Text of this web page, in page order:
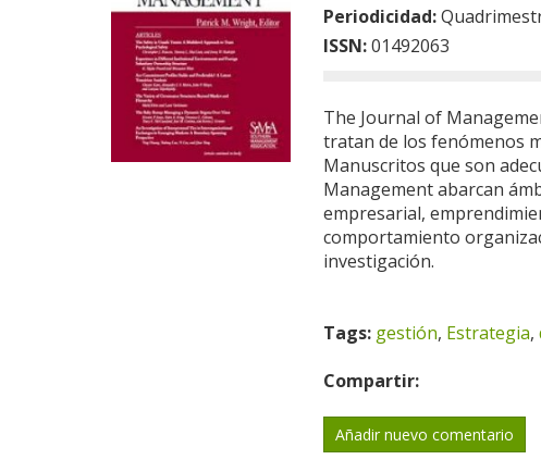
Periodicidad:
ISSN:01492063
The Journal of
tratan de los fenómenos
Manuscritos que son
Management abarcan
empresarial,
comportamiento
investigación.
Tags: gestión, Estrategia,
Compartir:
Añadir nuevo comentario